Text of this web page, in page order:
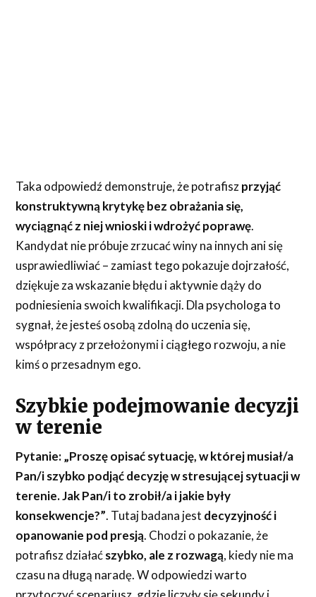
Taka odpowiedź demonstruje, że potrafiszprzyjąć
konstruktywną krytykę bez obrażania się,
wyciągnąć z niej wnioski i wdrożyć poprawę.
Kandydat nie próbuje zrzucać winy na innych ani się
usprawiedliwiać – zamiast tego pokazuje dojrzałość,
dziękuje za wskazanie błędu i aktywnie dąży do
podniesienia swoich kwalifikacji. Dla psychologa to
sygnał, że jesteś osobą zdolną do uczenia się,
współpracy z przełożonymi i ciągłego rozwoju, a nie
kimś o przesadnym ego.
Szybkie podejmowanie decyzji
w terenie
Pytanie:„Proszę opisać sytuację, w której musiał/a
Pan/i szybko podjąć decyzję w stresującej sytuacji w
terenie. Jak Pan/i to zrobił/a i jakie były
konsekwencje?”. Tutaj badana jest decyzyjność i
opanowanie pod presją. Chodzi o pokazanie, że
potrafisz działaćszybko, ale z rozwagą, kiedy nie ma
czasu na długą naradę. W odpowiedzi warto